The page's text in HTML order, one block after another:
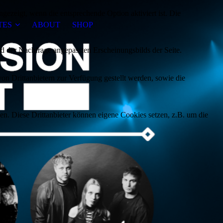
ABOUT SHOP
wenn die entsprechende Option aktiviert ist. Die
Nachfrage angepassten Erscheinungsbilds der Seite.
Drittanbietern zur Verfügung gestellt werden, sowie die
Diese Drittanbieter können eigene Cookies setzen, z.B. um die